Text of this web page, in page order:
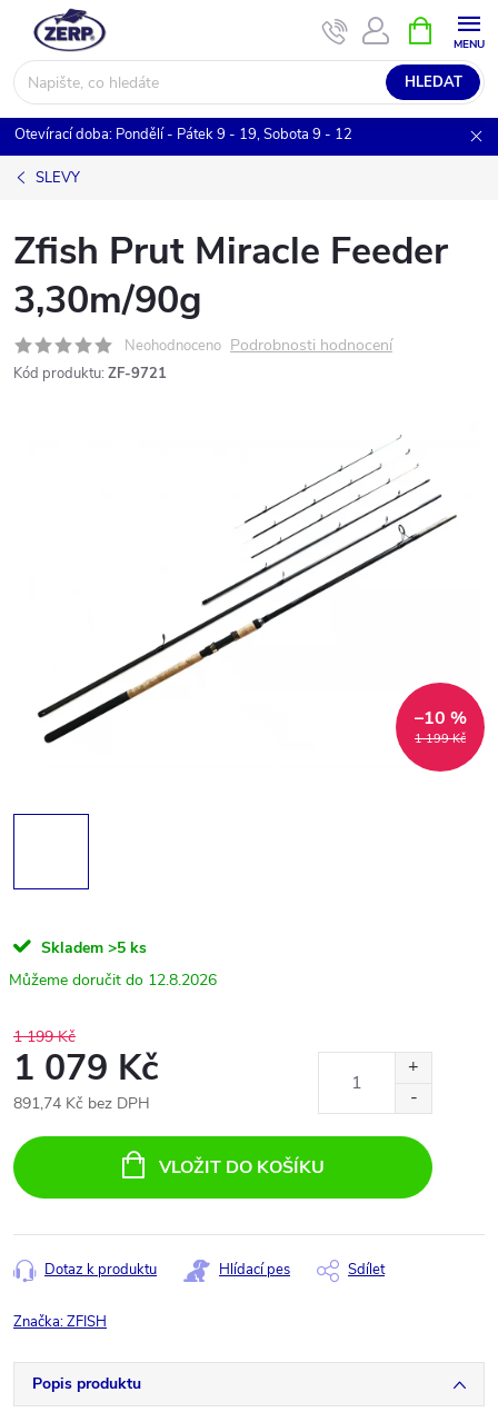
obsah
HLEDAT
NÁKUPNÍ
KOŠÍK
Otevírací doba: Pondělí - Pátek 9 - 19, Sobota 9 - 12
SLEVY
Zfish Prut Miracle Feeder
3,30m/90g
Neohodnoceno Podrobnosti hodnocení
Kód produktu: ZF-9721
1 199 Kč
–10 %
Skladem >5 ks
12.8.2026
1 199 Kč
1 079 Kč
891,74 Kč bez DPH
cena:
VLOŽIT DO KOŠÍKU
Dotaz k produktu Hlídací pes Sdílet
Značka:ZFISH
Popis produktu